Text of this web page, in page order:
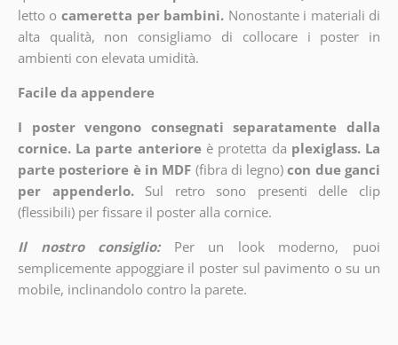
letto o cameretta per bambini. Nonostante i materiali di
alta qualità, non consigliamo di collocare i poster in
ambienti con elevata umidità.
Facile da appendere
I poster vengono consegnati separatamente dalla
cornice. La parte anteriore è protetta da plexiglass. La
parte posteriore è in MDF (fibra di legno) con due ganci
per appenderlo.
Sul retro sono presenti delle clip
(flessibili) per fissare il poster alla cornice.
Il nostro consiglio:
Per un look moderno, puoi
semplicemente appoggiare il poster sul pavimento o su un
mobile, inclinandolo contro la parete.